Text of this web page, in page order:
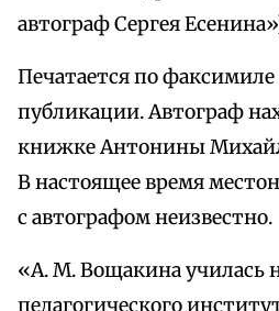
автограф Сергея
Печатается по факсимиле
публикации. Автограф
книжке Антонины
В настоящее время
с автографом неизвестно.
«А. М. Вощакина училась
педагогического